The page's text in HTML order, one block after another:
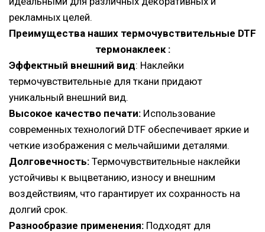
рекламных целей.
Преимущества наших термочувствительные DTF
термонаклеек :
Эффектный внешний вид: Наклейки
термочувствительные для ткани придают
уникальный внешний вид.
Высокое качество печати: Использование
современных технологий DTF обеспечивает яркие и
четкие изображения с мельчайшими деталями.
Долговечность: Термочувствительные наклейки
устойчивы к выцветанию, износу и внешним
воздействиям, что гарантирует их сохранность на
долгий срок.
Разнообразие применения: Подходят для